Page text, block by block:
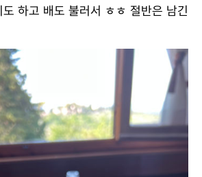
하고 배도 불러서 ㅎㅎ 절반은 남긴